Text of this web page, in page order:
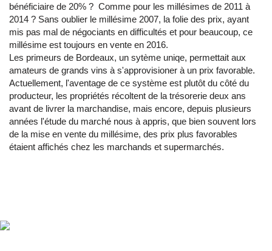
bénéficiaire de 20% ? Comme pour les millésimes de 2011 à
2014 ? Sans oublier le millésime 2007, la folie des prix, ayant
mis pas mal de négociants en difficultés et pour beaucoup, ce
millésime est toujours en vente en 2016.
Les primeurs de Bordeaux, un sytème uniqe, permettait aux
amateurs de grands vins à s'approvisioner à un prix favorable.
Actuellement, l'aventage de ce système est plutôt du côté du
producteur, les propriétés récoltent de la trésorerie deux ans
avant de livrer la marchandise, mais encore, depuis plusieurs
années l'étude du marché nous à appris, que bien souvent lors
de la mise en vente du millésime, des prix plus favorables
étaient affichés chez les marchands et supermarchés.